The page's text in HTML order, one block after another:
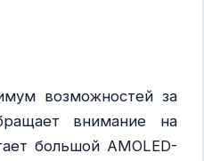
возможностей за
внимание на
большой AMOLED-